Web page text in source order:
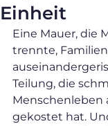
Einheit
Eine Mauer, die
trennte, Familien
Teilung, die
Menschenleben
gekostet hat.